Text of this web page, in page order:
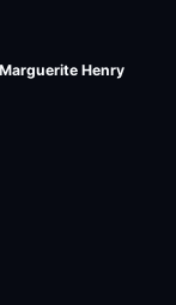
Marguerite Henry